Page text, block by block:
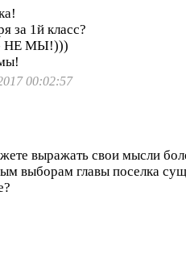
за 1й класс?
НЕ МЫ!)))
00:02:57
выражать свои мысли
выборам главы поселка